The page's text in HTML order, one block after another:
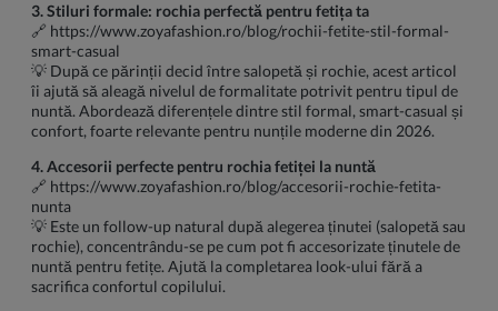
3. Stiluri formale: rochia perfectă pentru fetița ta
🔗 https://www.zoyafashion.ro/blog/rochii-fetite-stil-formal-
smart-casual
💡 După ce părinții decid între salopetă și rochie, acest articol
îi ajută să aleagă nivelul de formalitate potrivit pentru tipul de
nuntă. Abordează diferențele dintre stil formal, smart-casual și
confort, foarte relevante pentru nunțile moderne din 2026.
4. Accesorii perfecte pentru rochia fetiței la nuntă
🔗 https://www.zoyafashion.ro/blog/accesorii-rochie-fetita-
nunta
💡 Este un follow-up natural după alegerea ținutei (salopetă sau
rochie), concentrându-se pe cum pot fi accesorizate ținutele de
nuntă pentru fetițe. Ajută la completarea look-ului fără a
sacrifica confortul copilului.